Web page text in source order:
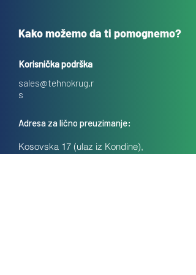
Kako možemo da ti pomognemo?
Korisnička podrška
sales@tehnokrug.r
s
Adresa za lično preuzimanje:
Kosovska 17 (ulaz iz Kondine),
Beograd, Srbija